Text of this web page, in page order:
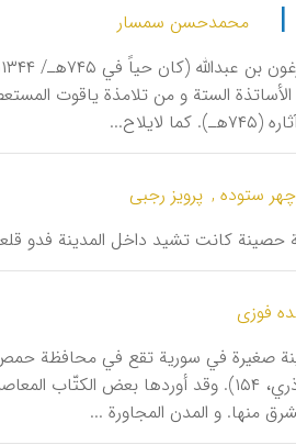
|
محمدحسن سمسار
الستة و من تلامذة یاقوت
لایلاح...
ستوده , پرویز رجبی
حصینة کانت تشید داخل المدینة فدو
فوزی
منها. و المدن المجاورة ...